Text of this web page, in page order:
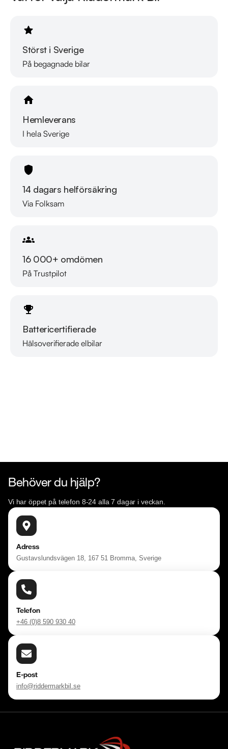
Störst i Sverige
På begagnade bilar
Hemleverans
I hela Sverige
14 dagars helförsäkring
Via Folksam
16 000+ omdömen
På Trustpilot
Battericertifierade
Hälsoverifierade elbilar
Läs mer om oss
Behöver du hjälp?
Vi har öppet på telefon 8-24 alla 7 dagar i veckan.
Adress
Gustavslundsvägen 18, 167 51 Bromma, Sverige
Telefon
+46 (0)8 590 930 40
E-post
info@riddermarkbil.se